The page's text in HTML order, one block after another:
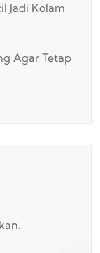
Jadi Kolam
Agar Tetap